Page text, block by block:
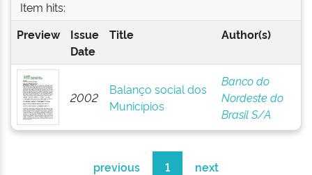
Item hits:
Preview
Issue
Date
Title Author(s)
2002
Balanço social dos
Municípios
Banco do
Nordeste do
Brasil S/A
previous 1 next